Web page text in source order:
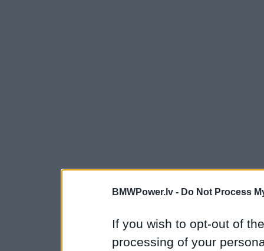
BMWPower.lv - Do Not Process
If you wish to opt-out of
processing of your